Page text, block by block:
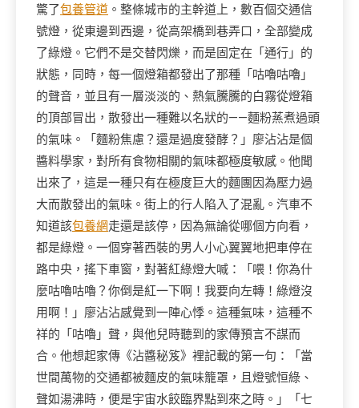
驚了包養管道 。整條城市的主幹道上，數百個交通信
號燈，從東邊到西邊，從高架橋到巷弄口，全部變成
了綠燈。它們不是交替閃爍，而是固定在「通行」的
狀態，同時，每一個燈箱都發出了那種「咕嚕咕嚕」
的聲音，並且有一層淡淡的、熱氣騰騰的白霧從燈箱
的頂部冒出，散發出一種難以名狀的——麵粉蒸煮過頭
的氣味。「麵粉焦慮？還是過度發酵？」廖沾沾是個
醬料學家，對所有食物相關的氣味都極度敏感。他聞
出來了，這是一種只有在極度巨大的麵團因為壓力過
大而散發出的氣味。街上的行人陷入了混亂。汽車不
知道該包養網走還是該停，因為無論從哪個方向看，
都是綠燈。一個穿著西裝的男人小心翼翼地把車停在
路中央，搖下車窗，對著紅綠燈大喊：「喂！你為什
麼咕嚕咕嚕？你倒是紅一下啊！我要向左轉！綠燈沒
用啊！」廖沾沾感覺到一陣心悸。這種氣味，這種不
祥的「咕嚕」聲，與他兒時聽到的家傳預言不謀而
合。他想起家傳《沾醬秘笈》裡記載的第一句：「當
世間萬物的交通都被麵皮的氣味籠罩，且燈號恒綠、
聲如湯沸時，便是宇宙水餃臨界點到來之時。」「七